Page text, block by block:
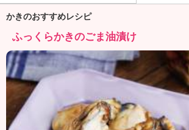
ー
ョ
ナ
ル
み
ん
かきのおすすめレシピ
ふっくらかきのごま油漬け